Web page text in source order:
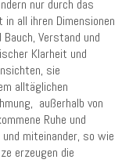
nur durch das
all ihren Dimensionen
Verstand und
Klarheit und
sie
alltäglichen
außerhalb von
Ruhe und
miteinander, so wie
erzeugen die